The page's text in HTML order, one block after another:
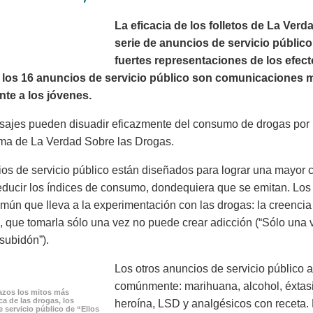
La eficacia de los folletos de La
serie de anuncios de servicio
fuertes representaciones de los
16 anuncios de servicio público son comunicaciones
a los jóvenes.
pueden disuadir eficazmente del consumo de drogas
de La Verdad Sobre las Drogas.
de servicio público están diseñados para lograr una mayor
los índices de consumo, dondequiera que se emitan.
que lleva a la experimentación con las drogas: la
que tomarla sólo una vez no puede crear adicción (“Sólo
los mitos más
de las drogas, los
servicio público de “Ellos
Los otros anuncios de servicio público
comúnmente: marihuana, alcohol,
heroína, LSD y analgésicos con